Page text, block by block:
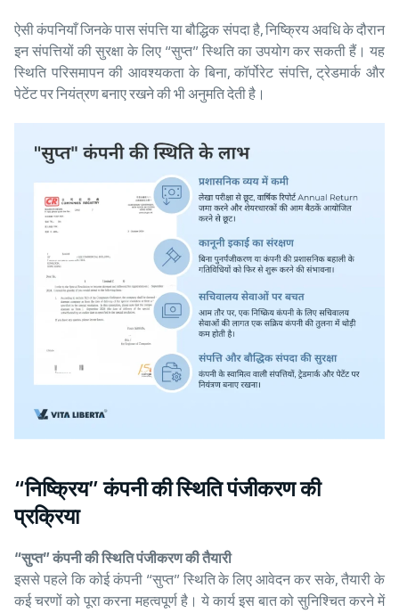
ऐसी कंपनियाँ जिनके पास संपत्ति या बौद्धिक संपदा है, निष्क्रिय अवधि के दौरान
इन संपत्तियों की सुरक्षा के लिए “सुप्त” स्थिति का उपयोग कर सकती हैं। यह
स्थिति परिसमापन की आवश्यकता के बिना, कॉर्पोरेट संपत्ति, ट्रेडमार्क और
पेटेंट पर नियंत्रण बनाए रखने की भी अनुमति देती है।
“निष्क्रिय” कंपनी की स्थिति पंजीकरण की
प्रक्रिया
“सुप्त” कंपनी की स्थिति पंजीकरण की तैयारी
इससे पहले कि कोई कंपनी “सुप्त” स्थिति के लिए आवेदन कर सके, तैयारी के
कई चरणों को पूरा करना महत्वपूर्ण है। ये कार्य इस बात को सुनिश्चित करने में